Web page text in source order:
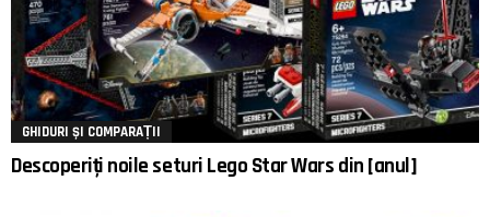
GHIDURI ȘI COMPARAȚII
Descoperiți noile seturi Lego Star Wars din [anul]